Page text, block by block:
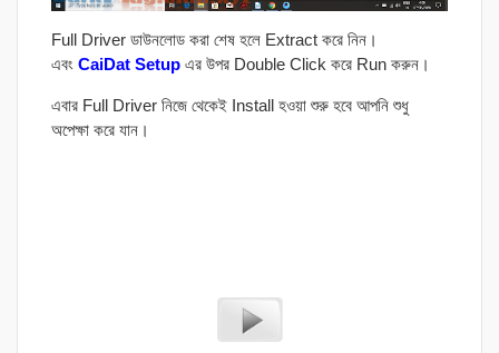
Full Driver ডাউনলোড করা শেষ হলে Extract করে নিন।
এবং CaiDat Setup এর উপর Double Click করে Run করুন।
এবার Full Driver নিজে থেকেই Install হওয়া শুরু হবে আপনি শুধু
অপেক্ষা করে যান।